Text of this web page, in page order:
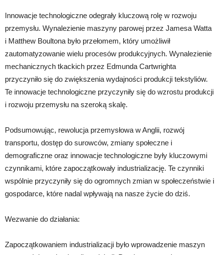
Innowacje technologiczne odegrały kluczową rolę w rozwoju
przemysłu. Wynalezienie maszyny parowej przez Jamesa Watta
i Matthew Boultona było przełomem, który umożliwił
zautomatyzowanie wielu procesów produkcyjnych. Wynalezienie
mechanicznych tkackich przez Edmunda Cartwrighta
przyczyniło się do zwiększenia wydajności produkcji tekstyliów.
Te innowacje technologiczne przyczyniły się do wzrostu produkcji
i rozwoju przemysłu na szeroką skalę.
Podsumowując, rewolucja przemysłowa w Anglii, rozwój
transportu, dostęp do surowców, zmiany społeczne i
demograficzne oraz innowacje technologiczne były kluczowymi
czynnikami, które zapoczątkowały industrializację. Te czynniki
wspólnie przyczyniły się do ogromnych zmian w społeczeństwie i
gospodarce, które nadal wpływają na nasze życie do dziś.
Wezwanie do działania:
Zapoczątkowaniem industrializacji było wprowadzenie maszyn